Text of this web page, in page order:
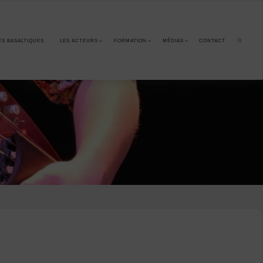
BASALTIQUES LES ACTEURS FORMATION MÉDIAS CONTACT